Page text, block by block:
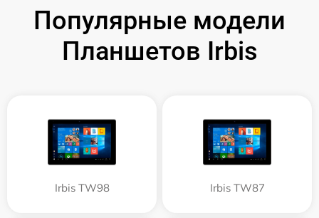
Популярные модели
Планшетов Irbis
Irbis TW98 Irbis TW87